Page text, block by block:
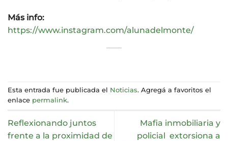
Más info:
https://www.instagram.com/alunadelmonte/
Esta entrada fue publicada el Noticias. Agregá a favoritos el
enlace permalink.
Reflexionando juntos
frente a la proximidad de
Mafia inmobiliaria y
policial extorsiona a